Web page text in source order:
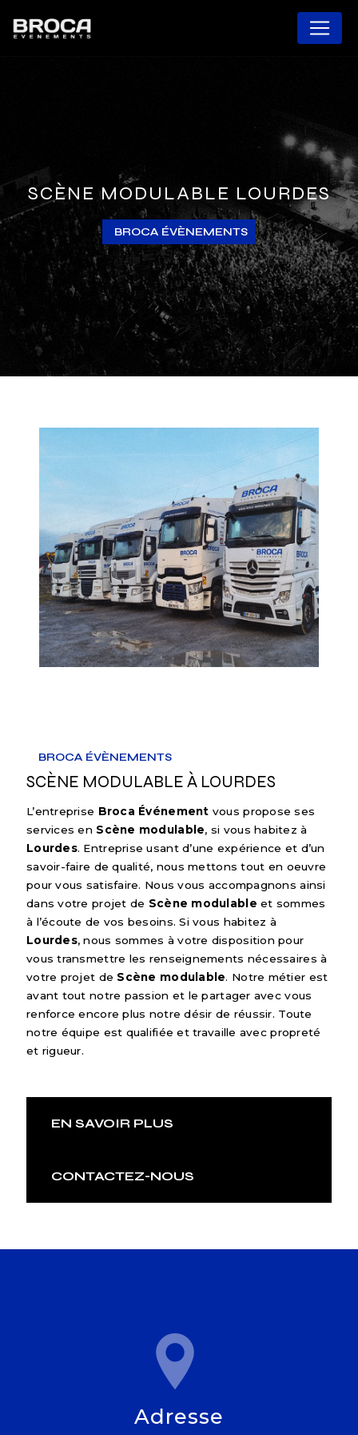
SCÈNE MODULABLE LOURDES
BROCA ÉVÈNEMENTS
BROCA ÉVÈNEMENTS
SCÈNE MODULABLE À LOURDES
L’entreprise Broca Événement vous propose ses
services en Scène modulable, si vous habitez à
Lourdes. Entreprise usant d’une expérience et d’un
savoir-faire de qualité, nous mettons tout en oeuvre
pour vous satisfaire. Nous vous accompagnons ainsi
dans votre projet de Scène modulable et sommes
à l’écoute de vos besoins. Si vous habitez à
Lourdes, nous sommes à votre disposition pour
vous transmettre les renseignements nécessaires à
votre projet de Scène modulable. Notre métier est
avant tout notre passion et le partager avec vous
renforce encore plus notre désir de réussir. Toute
notre équipe est qualifiée et travaille avec propreté
et rigueur.
EN SAVOIR PLUS
CONTACTEZ-NOUS
Adresse